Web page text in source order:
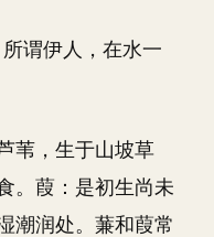
谓伊人，在水一
苇，生于山坡草
。葭：是初生尚未
潮润处。蒹和葭常